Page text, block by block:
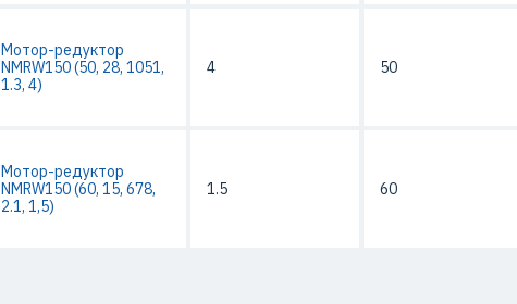
Мотор-редуктор
NMRW150 (50, 28, 1051,
1.3, 4)
4 50
Мотор-редуктор
NMRW150 (60, 15, 678,
2.1, 1,5)
1.5 60